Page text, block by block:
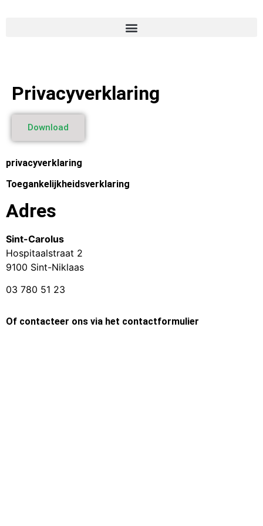
Privacyverklaring
Download
Adres
Sint-Carolus
Hospitaalstraat 2
9100 Sint-Niklaas
03 780 51 23
Of contacteer ons via het contactformulier
privacyverklaring
Toegankelijkheidsverklaring